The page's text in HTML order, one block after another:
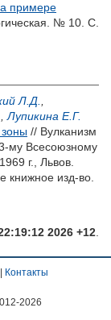
примере
№ 10. С.
Л.Д.
Лупикина Е.Г.
зоны // Вулканизм
му Всесоюзному
г., Львов.
книжное изд-во.
2026 +12
Контакты
2026